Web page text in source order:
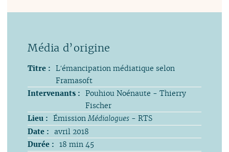
Titre : Lʹémancipation médiatique selon
Framasoft
Intervenants : Pouhiou Noénaute - Thierry
Fischer
Lieu : ÉmissionMédialogues - RTS
Date : avril 2018
Durée : 18 min 45